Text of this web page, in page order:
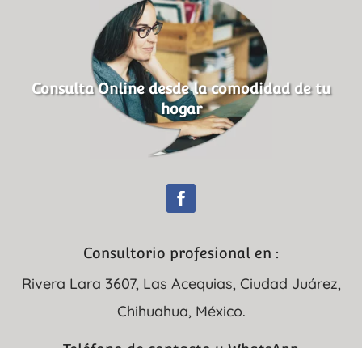
Consulta Online desde la comodidad de tu
hogar
Consultorio profesional en :
Rivera Lara 3607, Las Acequias, Ciudad Juárez,
Chihuahua, México.